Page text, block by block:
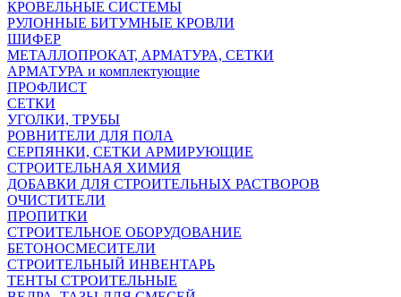
КРОВЕЛЬНЫЕ СИСТЕМЫ
РУЛОННЫЕ БИТУМНЫЕ КРОВЛИ
ШИФЕР
МЕТАЛЛОПРОКАТ, АРМАТУРА, СЕТКИ
АРМАТУРА и комплектующие
ПРОФЛИСТ
СЕТКИ
УГОЛКИ, ТРУБЫ
РОВНИТЕЛИ ДЛЯ ПОЛА
СЕРПЯНКИ, СЕТКИ АРМИРУЮЩИЕ
СТРОИТЕЛЬНАЯ ХИМИЯ
ДОБАВКИ ДЛЯ СТРОИТЕЛЬНЫХ РАСТВОРОВ
ОЧИСТИТЕЛИ
ПРОПИТКИ
СТРОИТЕЛЬНОЕ ОБОРУДОВАНИЕ
БЕТОНОСМЕСИТЕЛИ
СТРОИТЕЛЬНЫЙ ИНВЕНТАРЬ
ТЕНТЫ СТРОИТЕЛЬНЫЕ